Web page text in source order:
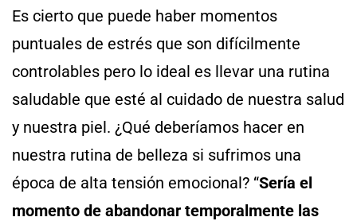
Es cierto que puede haber momentos
puntuales de estrés que son difícilmente
controlables pero lo ideal es llevar una rutina
saludable que esté al cuidado de nuestra salud
y nuestra piel. ¿Qué deberíamos hacer en
nuestra rutina de belleza si sufrimos una
época de alta tensión emocional? “Sería el
momento de abandonar temporalmente las